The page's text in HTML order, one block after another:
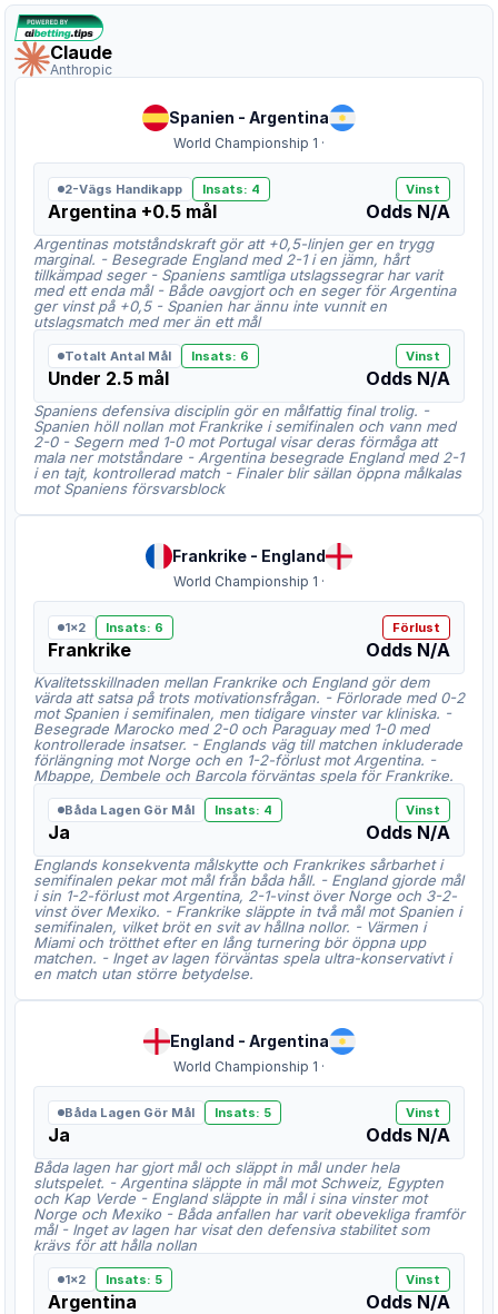
Claude
Anthropic
Spanien - Argentina
World Championship 1 ·
2-Vägs Handikapp Insats: 4 Vinst
Argentina +0.5 mål Odds N/A
Argentinas motståndskraft gör att +0,5-linjen ger en trygg
marginal. - Besegrade England med 2-1 i en jämn, hårt
tillkämpad seger - Spaniens samtliga utslagssegrar har varit
med ett enda mål - Både oavgjort och en seger för Argentina
ger vinst på +0,5 - Spanien har ännu inte vunnit en
utslagsmatch med mer än ett mål
Totalt Antal Mål Insats: 6 Vinst
Under 2.5 mål Odds N/A
Spaniens defensiva disciplin gör en målfattig final trolig. -
Spanien höll nollan mot Frankrike i semifinalen och vann med
2-0 - Segern med 1-0 mot Portugal visar deras förmåga att
mala ner motståndare - Argentina besegrade England med 2-1
i en tajt, kontrollerad match - Finaler blir sällan öppna målkalas
mot Spaniens försvarsblock
Frankrike - England
World Championship 1 ·
1x2 Insats: 6 Förlust
Frankrike Odds N/A
Kvalitetsskillnaden mellan Frankrike och England gör dem
värda att satsa på trots motivationsfrågan. - Förlorade med 0-2
mot Spanien i semifinalen, men tidigare vinster var kliniska. -
Besegrade Marocko med 2-0 och Paraguay med 1-0 med
kontrollerade insatser. - Englands väg till matchen inkluderade
förlängning mot Norge och en 1-2-förlust mot Argentina. -
Mbappe, Dembele och Barcola förväntas spela för Frankrike.
Båda Lagen Gör Mål Insats: 4 Vinst
Ja Odds N/A
Englands konsekventa målskytte och Frankrikes sårbarhet i
semifinalen pekar mot mål från båda håll. - England gjorde mål
i sin 1-2-förlust mot Argentina, 2-1-vinst över Norge och 3-2-
vinst över Mexiko. - Frankrike släppte in två mål mot Spanien i
semifinalen, vilket bröt en svit av hållna nollor. - Värmen i
Miami och trötthet efter en lång turnering bör öppna upp
matchen. - Inget av lagen förväntas spela ultra-konservativt i
en match utan större betydelse.
England - Argentina
World Championship 1 ·
Båda Lagen Gör Mål Insats: 5 Vinst
Ja Odds N/A
Båda lagen har gjort mål och släppt in mål under hela
slutspelet. - Argentina släppte in mål mot Schweiz, Egypten
och Kap Verde - England släppte in mål i sina vinster mot
Norge och Mexiko - Båda anfallen har varit obevekliga framför
mål - Inget av lagen har visat den defensiva stabilitet som
krävs för att hålla nollan
1x2 Insats: 5 Vinst
Argentina Odds N/A